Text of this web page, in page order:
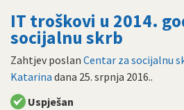
IT troškovi u 2014.
socijalnu skrb
Zahtjev poslan Centar za socijalnu
Katarina dana 25. srpnja 2016..
Uspješan